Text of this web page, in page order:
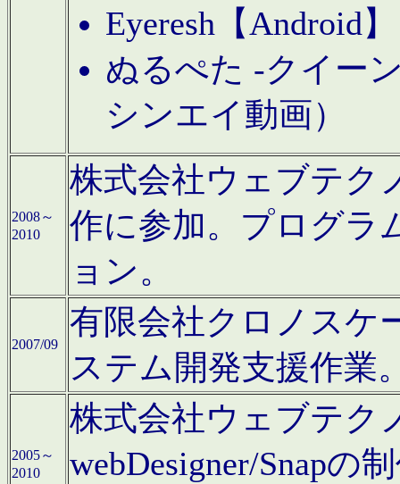
Eyeresh【Android
ぬるぺた -クイー
シンエイ動画）
2008～
2010
株式会社ウェブテク
作に参加。プログラ
ョン。
2007/09
有限会社クロノスケ
ステム開発支援作業
2005～
2010
株式会社ウェブテク
webDesigner/Snapの